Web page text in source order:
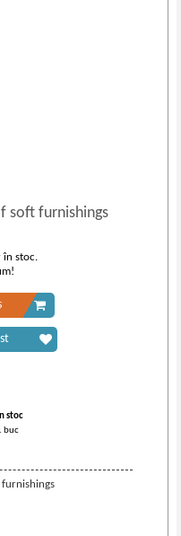
soft furnishings
stoc
buc
furnishings
în stoc.